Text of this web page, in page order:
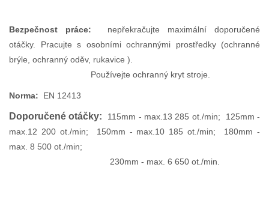
Bezpečnost práce: nepřekračujte maximální doporučené
otáčky. Pracujte s osobními ochrannými prostředky (ochranné
brýle, ochranný oděv, rukavice ).
Používejte ochranný kryt stroje.
Norma: EN 12413
Doporučené otáčky:
115mm - max.13 285 ot./min; 125mm -
max.12 200 ot./min; 150mm - max.10 185 ot./min; 180mm -
max. 8 500 ot./min;
230mm - max. 6 650 ot./min.